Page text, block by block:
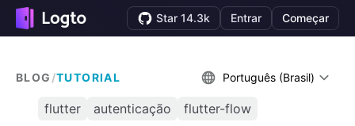
Star 14.3k Entrar Começar
BLOG /TUTORIAL Português (Brasil)
flutter autenticação flutter-flow